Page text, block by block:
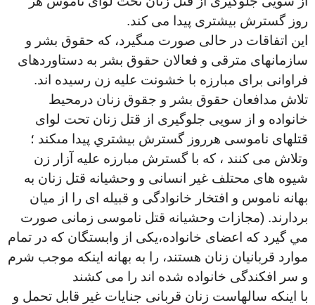
روز گسترش بيشترى پيدا می كند.
اين اتفاقات در حالى صورت مىگيرد، كه حقوق بشر و
سازمانهاى مترقى و فعالان حقوق بشر به دستاوردهاى
فراوانى براى مبارزه با خشونت عليه زن رسيده اند.
تلاش مدافعان حقوق بشر و جقوق زنان درمحيط
خانواده و از سويى جلوگيرى از قتل زنان تحت لواى
قتلهاى ناموسى هرروز گسترش بيشتري پيدا مىكند ؛
وتلاش مى كنند ، كه با گسترش مبارزه عليه آزار زن
شيوه هاى محتلف غير انسانى و وحشيانه قتل زنان به
بهانه ناموس و افتخار خانوادگى و قبيله اى را از ميان
بردارند. (مجازات وحشيانه قتل ناموسى زمانى صورت
مي گيرد كه اعضاى خانواده،يكى از وابستگان كه در تمام
موارد قربانيان زنان هستند، را به بهانه اينكه موجب شرم
و سر افكندگى خانواده شده اند را مى كشند
با اینکه سالهاست زنان قربانى جنايات غير قابل تحمل و